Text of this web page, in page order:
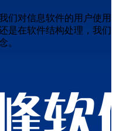
们对信息软件的用户使用
是在软件结构处理，我们
。